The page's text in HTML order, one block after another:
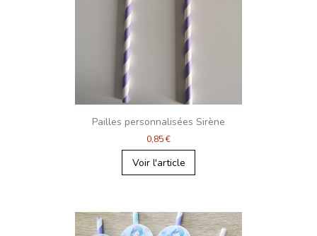
Pailles personnalisées Sirène
0,85 €
Voir l'article